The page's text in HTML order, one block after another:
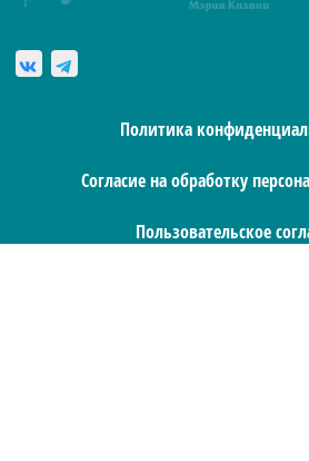
Пользовательское
Политика
Согласие на обработку